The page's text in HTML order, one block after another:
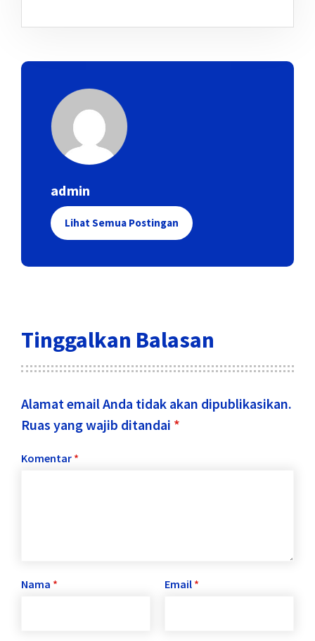
admin
Lihat Semua Postingan
Tinggalkan Balasan
Alamat email Anda tidak akan dipublikasikan.
Ruas yang wajib ditandai *
Komentar *
Nama * Email *